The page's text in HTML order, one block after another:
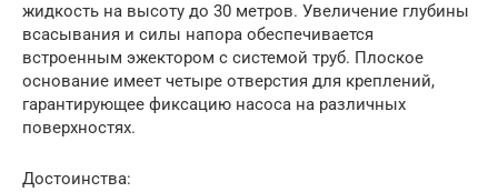
жидкость на высоту до 30 метров. Увеличение глубины
всасывания и силы напора обеспечивается
встроенным эжектором с системой труб. Плоское
основание имеет четыре отверстия для креплений,
гарантирующее фиксацию насоса на различных
поверхностях.
Достоинства: